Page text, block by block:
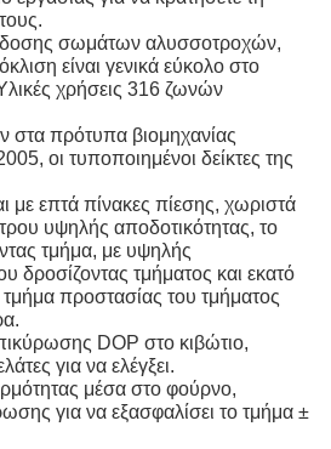
σωμάτων αλυσσοτροχών,
είναι γενικά εύκολο στο
Υλικές χρήσεις 316 ζωνών
πρότυπα βιομηχανίας
οι τυποποιημένοι δείκτες της
με επτά πίνακες πίεσης, χωριστά
υψηλής αποδοτικότητας, το
τμήμα, με υψηλής
δροσίζοντας τμήματος και εκατό
προστασίας του τμήματος
DOP στο κιβώτιο,
για να ελέγξει.
μέσα στο φούρνο,
για να εξασφαλίσει το τμήμα ±